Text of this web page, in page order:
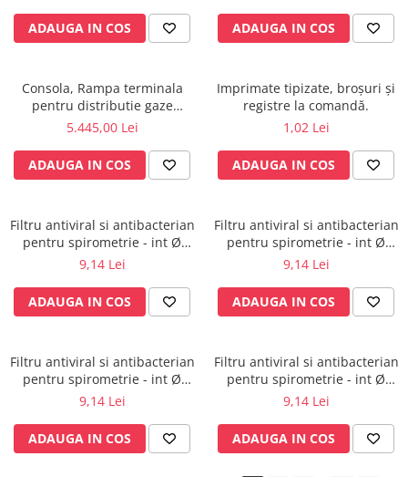
Geluri
Filtre antibacteriene si antivirale
Ochelari de protectie
Gel ECO
Cabluri EKG (10 fire)
Electrozi ECG / EKG
Sonde TOCO
Vase
Spirometrie
Spirometre
Filtre antibacteriene
Alte dispozitive respiratorii
Clesti nazali
Dermatoscoape
ADAUGA IN COS ADAUGA IN COS
Consola, Rampa terminala
pentru distributie gaze
medicale si circuite electrice
5.445,00 Lei
ADAUGA IN COS
Imprimate tipizate, broșuri și
registre la comandă.
1,02 Lei
ADAUGA IN COS
Filtru antiviral si antibacterian
pentru spirometrie - int Ø
27,0 x ext Ø 30,5 mm / int Ø
9,14 Lei
ADAUGA IN COS
Filtru antiviral si antibacterian
pentru spirometrie - int Ø
27,0 x ext Ø 30,0 mm / int Ø
9,14 Lei
ADAUGA IN COS
Filtru antiviral si antibacterian
pentru spirometrie - int Ø
27,0 x ext Ø 30,0 mm / int Ø
9,14 Lei
ADAUGA IN COS
Filtru antiviral si antibacterian
pentru spirometrie - int Ø
27,0 x ext Ø 30,0 mm / int Ø
9,14 Lei
ADAUGA IN COS